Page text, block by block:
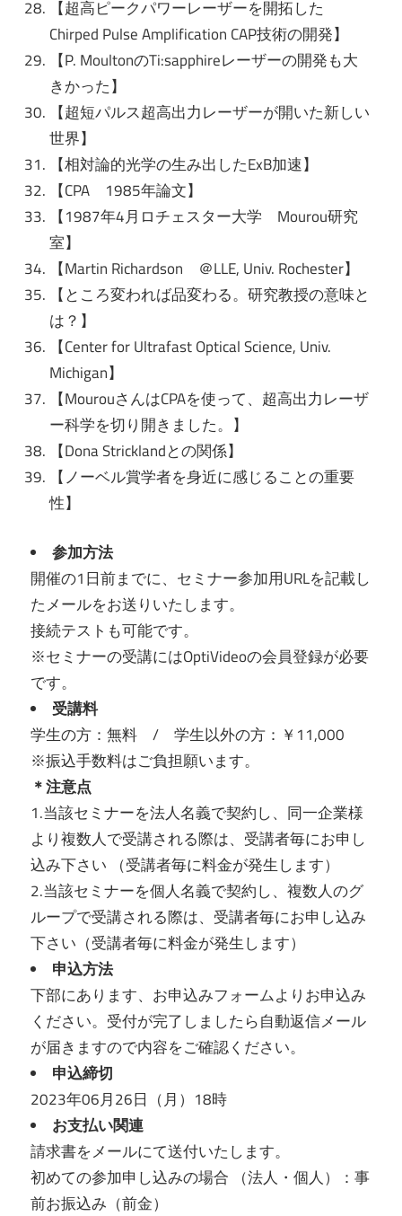
【超高ピークパワーレーザーを開拓した
Chirped Pulse Amplification CAP技術の開発】
【P. MoultonのTi:sapphireレーザーの開発も大
きかった】
【超短パルス超高出力レーザーが開いた新しい
世界】
【相対論的光学の生み出したExB加速】
【CPA 1985年論文】
【1987年4月ロチェスター大学 Mourou研究
室】
【Martin Richardson ＠LLE, Univ. Rochester】
【ところ変われば品変わる。研究教授の意味と
は？】
【Center for Ultrafast Optical Science, Univ.
Michigan】
【MourouさんはCPAを使って、超高出力レーザ
ー科学を切り開きました。】
【Dona Stricklandとの関係】
【ノーベル賞学者を身近に感じることの重要
性】
参加方法
開催の1日前までに、 セミナー参加用URLを記載し
たメールをお送りいたします。
接続テストも可能です。
※セミナーの受講にはOptiVideoの会員登録が必要
です。
受講料
学生の方：無料 / 学生以外の方：￥11,000
※振込手数料はご負担願います。
＊注意点
1.当該セミナーを法人名義で契約し、同一企業様
より複数人で受講される際は、受講者毎にお申し
込み下さい （受講者毎に料金が発生します）
2.当該セミナーを個人名義で契約し、複数人のグ
ループで受講される際は、受講者毎にお申し込み
下さい（受講者毎に料金が発生します）
申込方法
下部にあります、お申込みフォームよりお申込み
ください。受付が完了しましたら自動返信メール
が届きますので内容をご確認ください。
申込締切
2023年06月26日（月）18時
お支払い関連
請求書をメールにて送付いたします。
初めての参加申し込みの場合 （法人・個人）：事
前お振込み（前金）